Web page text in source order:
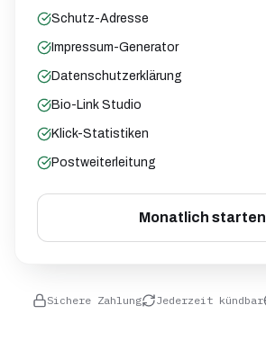
Schutz-Adresse
Impressum-Generator
Datenschutzerklärung
Bio-Link Studio
Klick-Statistiken
Postweiterleitung
Monatlich starten
Sichere Zahlung Jederzeit kündbar